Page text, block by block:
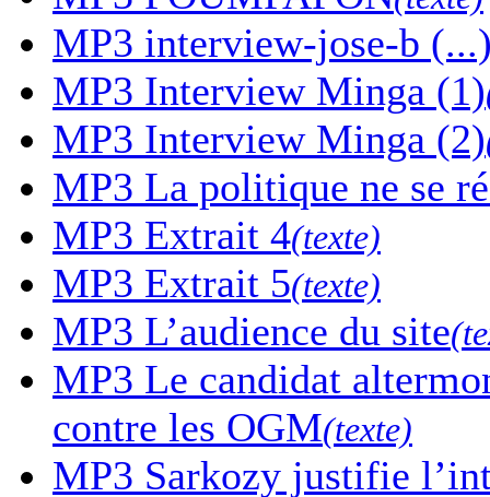
MP3 interview-jose-b
MP3 Interview Minga (1)
MP3 Interview Minga (2)
MP3 La politique ne se
MP3 Extrait 4(texte)
MP3 Extrait 5(texte)
MP3 L’audience du site
MP3 Le candidat
contre les OGM(texte)
MP3 Sarkozy justifie